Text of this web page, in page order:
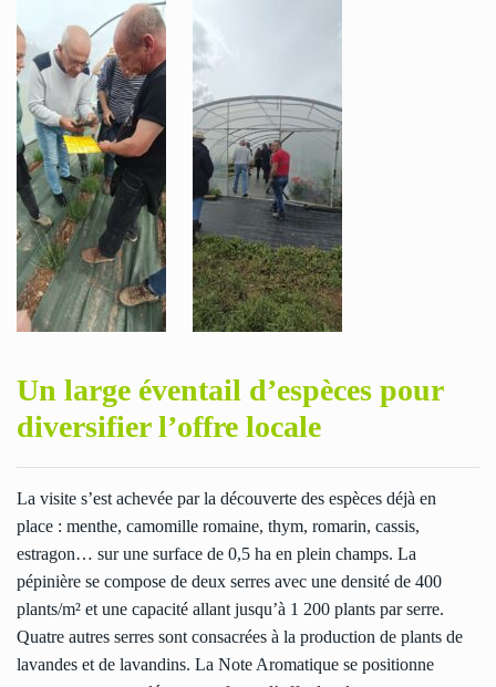
Un large éventail d’espèces pour
diversifier l’offre locale
La visite s’est achevée par la découverte des espèces déjà en
place : menthe, camomille romaine, thym, romarin, cassis,
estragon… sur une surface de 0,5 ha en plein champs. La
pépinière se compose de deux serres avec une densité de 400
plants/m² et une capacité allant jusqu’à 1 200 plants par serre.
Quatre autres serres sont consacrées à la production de plants de
lavandes et de lavandins. La Note Aromatique se positionne